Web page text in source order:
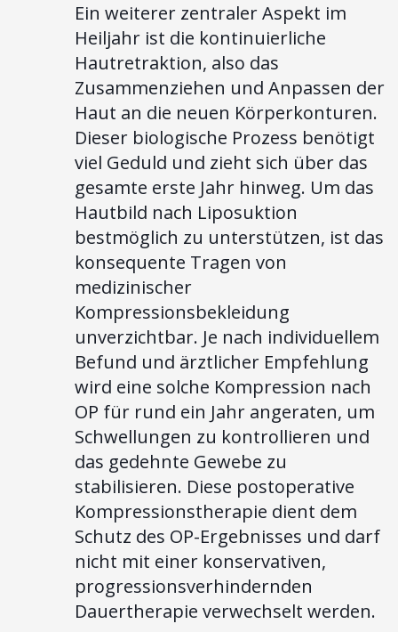
Ein weiterer zentraler Aspekt im
Heiljahr ist die kontinuierliche
Hautretraktion, also das
Zusammenziehen und Anpassen der
Haut an die neuen Körperkonturen.
Dieser biologische Prozess benötigt
viel Geduld und zieht sich über das
gesamte erste Jahr hinweg. Um das
Hautbild nach Liposuktion
bestmöglich zu unterstützen, ist das
konsequente Tragen von
medizinischer
Kompressionsbekleidung
unverzichtbar. Je nach individuellem
Befund und ärztlicher Empfehlung
wird eine solche Kompression nach
OP für rund ein Jahr angeraten, um
Schwellungen zu kontrollieren und
das gedehnte Gewebe zu
stabilisieren. Diese postoperative
Kompressionstherapie dient dem
Schutz des OP-Ergebnisses und darf
nicht mit einer konservativen,
progressionsverhindernden
Dauertherapie verwechselt werden.